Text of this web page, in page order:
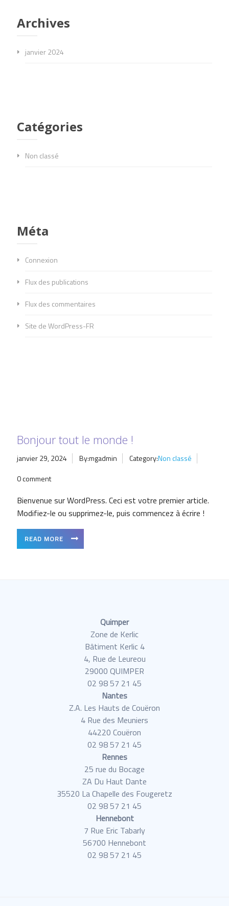
Archives
janvier 2024
Catégories
Non classé
Méta
Connexion
Flux des publications
Flux des commentaires
Site de WordPress-FR
Bonjour tout le monde !
janvier 29, 2024 By:mgadmin Category:Non classé
0 comment
Bienvenue sur WordPress. Ceci est votre premier article.
Modifiez-le ou supprimez-le, puis commencez à écrire !
READ MORE
Quimper
Zone de Kerlic
Bâtiment Kerlic 4
4, Rue de Leureou
29000 QUIMPER
02 98 57 21 45
Nantes
Z.A. Les Hauts de Couëron
4 Rue des Meuniers
44220 Couëron
02 98 57 21 45
Rennes
25 rue du Bocage
ZA Du Haut Dante
35520 La Chapelle des Fougeretz
02 98 57 21 45
Hennebont
7 Rue Eric Tabarly
56700 Hennebont
02 98 57 21 45